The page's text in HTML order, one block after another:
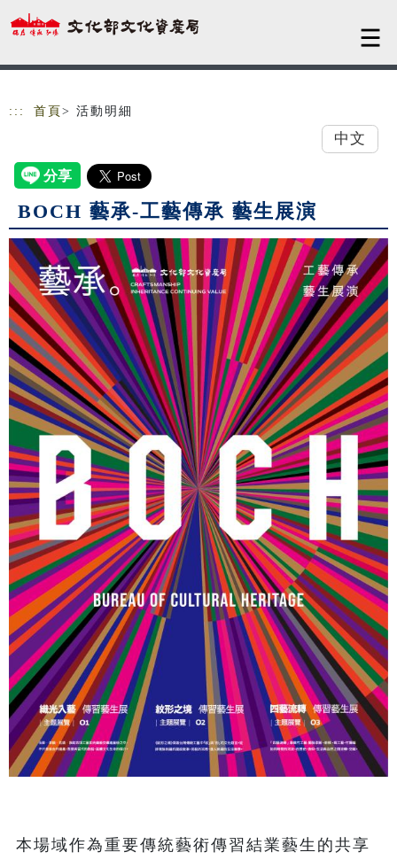
跳到主要內容
網站導覽
::: 首頁 > 活動明細
中文
BOCH 藝承-工藝傳承 藝生展演
本場域作為重要傳統藝術傳習結業藝生的共享